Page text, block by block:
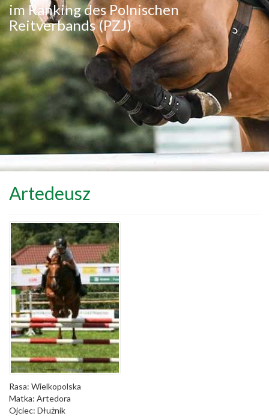
im Ranking des Polnischen
Reitverbands (PZJ)
Artedeusz
Rasa: Wielkopolska
Matka: Artedora
Ojciec: Dłużnik